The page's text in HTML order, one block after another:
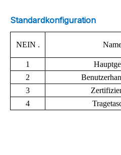
Standardkonfiguration
NEIN .
1
2
3
4